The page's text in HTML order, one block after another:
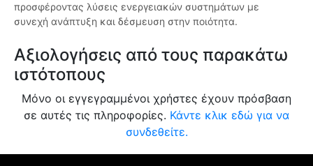
προσφέροντας λύσεις ενεργειακών συστημάτων με
συνεχή ανάπτυξη και δέσμευση στην ποιότητα.
Αξιολογήσεις από τους παρακάτω
ιστότοπους
Μόνο οι εγγεγραμμένοι χρήστες έχουν πρόσβαση
σε αυτές τις πληροφορίες. Κάντε κλικ εδώ για να
συνδεθείτε.